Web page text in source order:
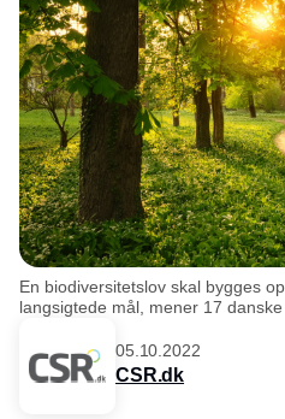
En biodiversitetslov skal bygges
langsigtede mål, mener 17
05.10.2022
CSR.dk